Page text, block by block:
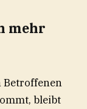
mehr
Betroffenen
bleibt